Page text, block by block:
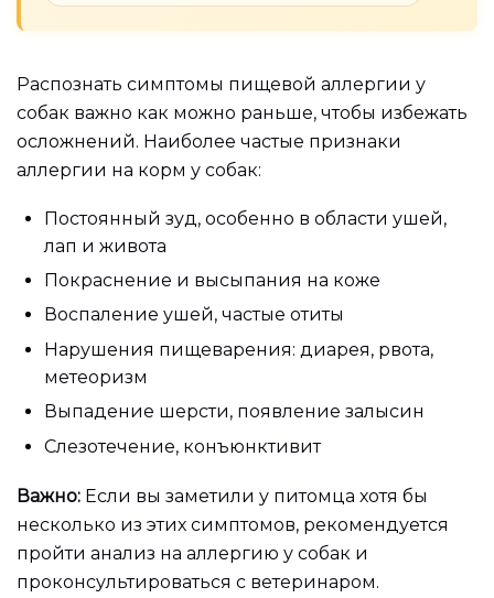
Распознать симптомы пищевой аллергии у
собак важно как можно раньше, чтобы избежать
осложнений. Наиболее частые признаки
аллергии на корм у собак:
Постоянный зуд, особенно в области ушей,
лап и живота
Покраснение и высыпания на коже
Воспаление ушей, частые отиты
Нарушения пищеварения: диарея, рвота,
метеоризм
Выпадение шерсти, появление залысин
Слезотечение, конъюнктивит
Важно: Если вы заметили у питомца хотя бы
несколько из этих симптомов, рекомендуется
пройти анализ на аллергию у собак и
проконсультироваться с ветеринаром.